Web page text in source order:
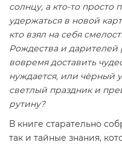
солнцу, а кто-то просто
удержаться в новой
кто взял на себя
Рождества и дарителей
вовремя доставить
нуждается, или чёрный
светлый праздник и
рутину?
В книге старательно
так и тайные знания,